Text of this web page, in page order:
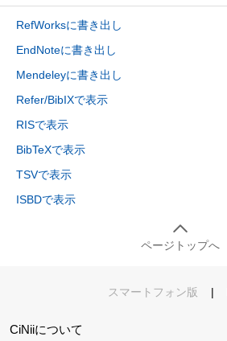
RefWorksに書き出し
EndNoteに書き出し
Mendeleyに書き出し
Refer/BibIXで表示
RISで表示
BibTeXで表示
TSVで表示
ISBDで表示
ページトップへ
スマートフォン版 |
CiNiiについて